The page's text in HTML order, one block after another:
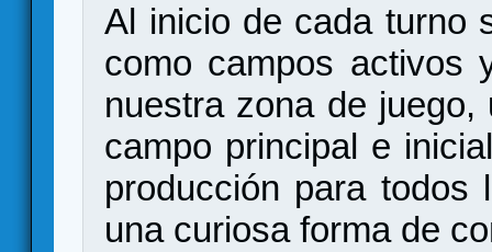
Al inicio de cada turno
como campos activos
nuestra zona de
campo principal e
producción para todos
una curiosa forma de